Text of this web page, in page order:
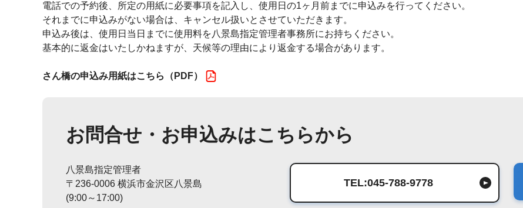
電話での予約後、所定の用紙に必要事項を記入し、使用日の1ヶ月前までに申込みを行ってください。
それまでに申込みがない場合は、キャンセル扱いとさせていただきます。
申込み後は、使用日当日までに使用料を八景島指定管理者事務所にお持ちください。
基本的に返金はいたしかねますが、天候等の理由により返金する場合があります。
さん橋の申込み用紙はこちら（PDF）
お問合せ・お申込みはこちらから
八景島指定管理者
〒236-0006 横浜市金沢区八景島
(9:00～17:00)
TEL:045-788-9778